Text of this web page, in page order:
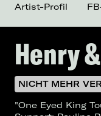
Henry
NICHT MEHR
"One Eyed King
Artist-Profil